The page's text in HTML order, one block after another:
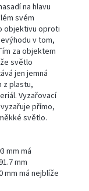
na hlavu
svém
objektivu oproti
v tom,
za objektem
světlo
jen jemná
z plastu,
Vyzařovací
přímo,
světlo.
mm má
mm
mm má nejblíže